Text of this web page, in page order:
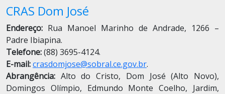
CRAS Dom José
Endereço: Rua Manoel Marinho de Andrade, 1266 –
Padre Ibiapina.
Telefone:(88) 3695-4124.
E-mail:crasdomjose@sobral.ce.gov.br.
Abrangência: Alto do Cristo, Dom José (Alto Novo),
Domingos Olímpio, Edmundo Monte Coelho, Jardim,